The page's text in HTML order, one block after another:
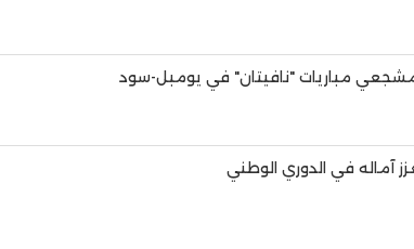
مباريات "نافيتان" في يومبل-سود
آماله في الدوري الوطني